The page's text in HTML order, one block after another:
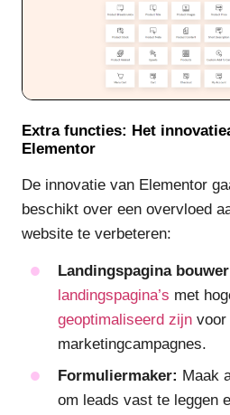
Extra functies: Het
Elementor
De innovatie van Elementor
beschikt over een overvloed
website te verbeteren:
Landingspagina
landingspagina’s met
geoptimaliseerd zijn voor
marketingcampagnes.
Formuliermaker: Maak
om leads vast te leggen